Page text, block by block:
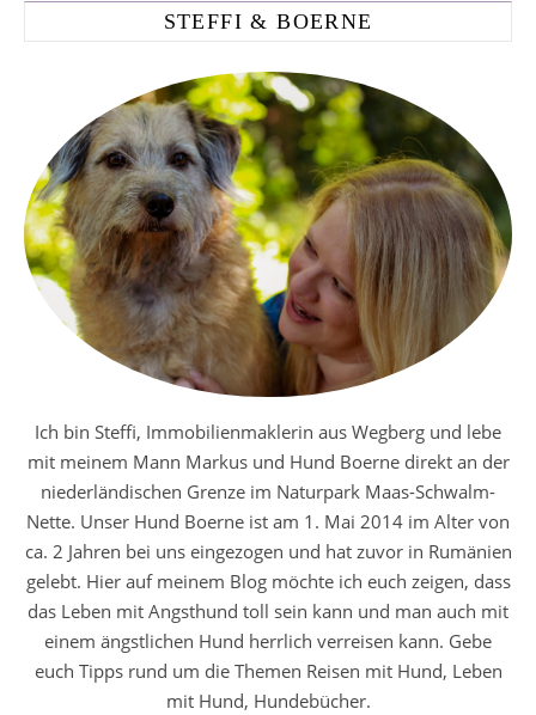
STEFFI & BOERNE
Ich bin Steffi, Immobilienmaklerin aus Wegberg und lebe
mit meinem Mann Markus und Hund Boerne direkt an der
niederländischen Grenze im Naturpark Maas-Schwalm-
Nette. Unser Hund Boerne ist am 1. Mai 2014 im Alter von
ca. 2 Jahren bei uns eingezogen und hat zuvor in Rumänien
gelebt. Hier auf meinem Blog möchte ich euch zeigen, dass
das Leben mit Angsthund toll sein kann und man auch mit
einem ängstlichen Hund herrlich verreisen kann. Gebe
euch Tipps rund um die Themen Reisen mit Hund, Leben
mit Hund, Hundebücher.